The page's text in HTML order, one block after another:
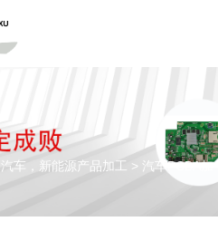
汽车，新能源产品加工 > 汽车PCBA加